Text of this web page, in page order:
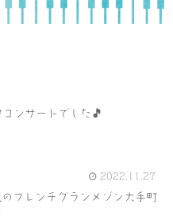
ンサートでした🎵
2022.11.27
フレンチグランメゾン大手町